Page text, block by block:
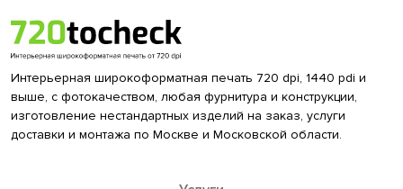
Интерьерная широкоформатная печать 720 dpi, 1440 pdi и
выше, с фотокачеством, любая фурнитура и конструкции,
изготовление нестандартных изделий на заказ, услуги
доставки и монтажа по Москве и Московской области.